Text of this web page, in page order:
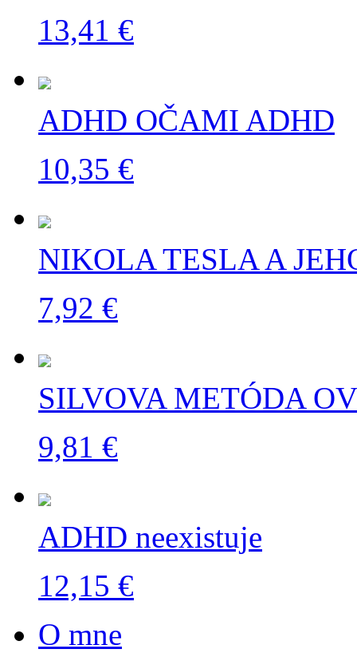
13,41 €
ADHD OČAMI ADHD
10,35 €
NIKOLA TESLA A
7,92 €
SILVOVA METÓDA
9,81 €
ADHD neexistuje
12,15 €
O mne